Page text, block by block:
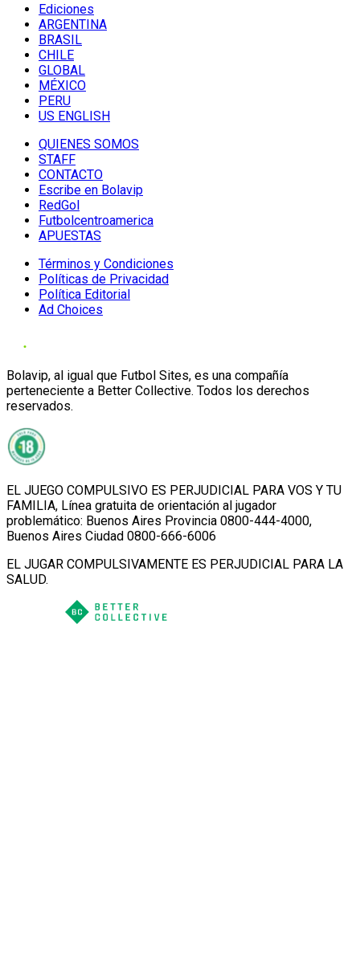
Ediciones
ARGENTINA
BRASIL
CHILE
GLOBAL
MÉXICO
PERU
US ENGLISH
QUIENES SOMOS
STAFF
CONTACTO
Escribe en Bolavip
RedGol
Futbolcentroamerica
APUESTAS
Términos y Condiciones
Políticas de Privacidad
Política Editorial
Ad Choices
Bolavip, al igual que Futbol Sites, es una compañía
perteneciente a Better Collective. Todos los derechos
reservados.
EL JUEGO COMPULSIVO ES PERJUDICIAL PARA VOS Y TU
FAMILIA, Línea gratuita de orientación al jugador
problemático: Buenos Aires Provincia 0800-444-4000,
Buenos Aires Ciudad 0800-666-6006
EL JUGAR COMPULSIVAMENTE ES PERJUDICIAL PARA LA
SALUD.